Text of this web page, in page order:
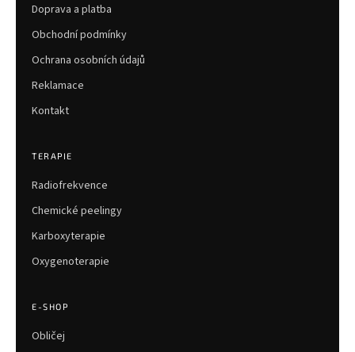
Doprava a platba
Obchodní podmínky
Ochrana osobních údajů
Reklamace
Kontakt
TERAPIE
Radiofrekvence
Chemické peelingy
Karboxyterapie
Oxygenoterapie
E-SHOP
Obličej